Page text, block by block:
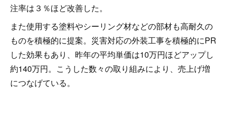
注率は３％ほど改善した。
また使用する塗料やシーリング材などの部材も高耐久の
ものを積極的に提案。災害対応の外装工事を積極的にPR
した効果もあり、昨年の平均単価は10万円ほどアップし
約140万円。こうした数々の取り組みにより、売上げ増
につなげている。